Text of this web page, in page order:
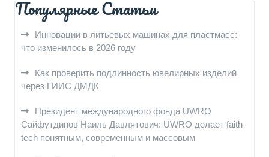
Популярные Статьи
Инновации в литьевых машинах для пластмасс:
что изменилось в 2026 году
Как проверить подлинность ювелирных изделий
через ГИИС ДМДК
Президент международного фонда UWRO
Сайфутдинов Наиль Давлятович: UWRO делает faith-
tech понятным, современным и массовым